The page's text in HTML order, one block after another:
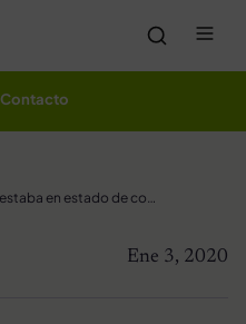
Contacto
Hombre estaba en estado de coma y despertó gracias a la visita de su perro en el hospital
Ene 3, 2020